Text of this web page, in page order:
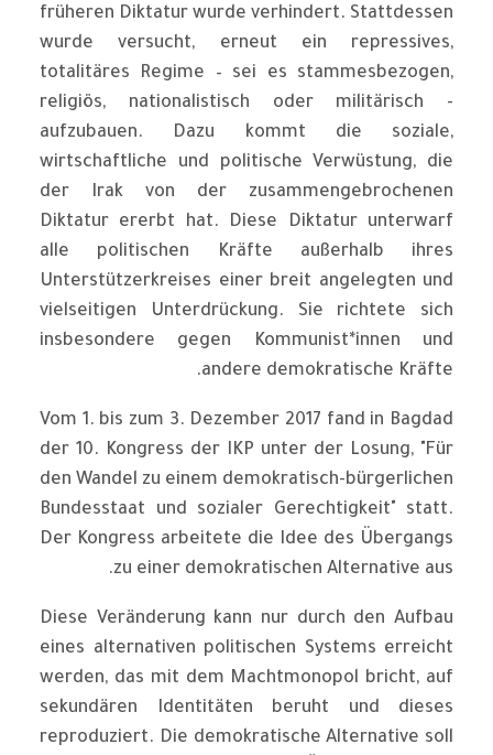
früheren Diktatur wurde verhindert. Stattdessen
wurde versucht, erneut ein repressives,
totalitäres Regime – sei es stammesbezogen,
religiös, nationalistisch oder militärisch -
aufzubauen. Dazu kommt die soziale,
wirtschaftliche und politische Verwüstung, die
der Irak von der zusammengebrochenen
Diktatur ererbt hat. Diese Diktatur unterwarf
alle politischen Kräfte außerhalb ihres
Unterstützerkreises einer breit angelegten und
vielseitigen Unterdrückung. Sie richtete sich
insbesondere gegen Kommunist*innen und
andere demokratische Kräfte.
Vom 1. bis zum 3. Dezember 2017 fand in Bagdad
der 10. Kongress der IKP unter der Losung, "Für
den Wandel zu einem demokratisch-bürgerlichen
Bundesstaat und sozialer Gerechtigkeit" statt.
Der Kongress arbeitete die Idee des Übergangs
zu einer demokratischen Alternative aus.
Diese Veränderung kann nur durch den Aufbau
eines alternativen politischen Systems erreicht
werden, das mit dem Machtmonopol bricht, auf
sekundären Identitäten beruht und dieses
reproduziert. Die demokratische Alternative soll